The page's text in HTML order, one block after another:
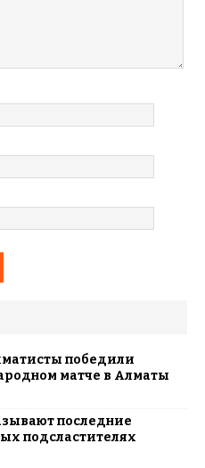
победили
матче в Алматы
последние
подсластителях